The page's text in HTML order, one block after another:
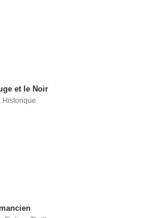
et le Noir
, Historique